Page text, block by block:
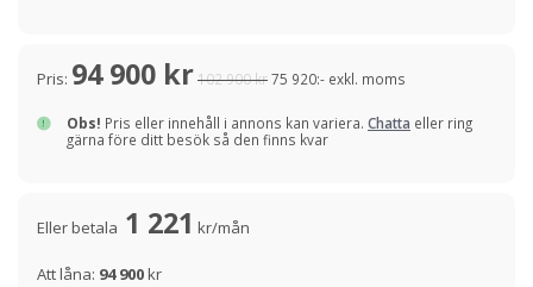
Pris: 94 900 kr102 900 kr75 920:- exkl. moms
Obs! Pris eller innehåll i annons kan variera. Chatta eller ring
gärna före ditt besök så den finns kvar
Eller betala 1 221 kr/mån
Att låna: 94 900kr